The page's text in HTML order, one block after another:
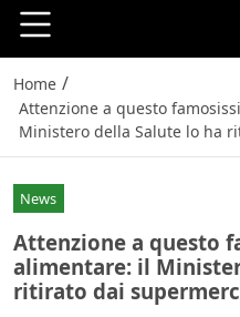
Home /
Attenzione a questo
Ministero della Salute lo ha
News
Attenzione a questo
alimentare: il
ritirato dai